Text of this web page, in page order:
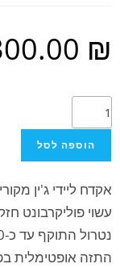
₪
הוספה לסל
אקדח ליידי ג'ין
עשוי פוליקרבונט
נטרול התוקף עד כ-30 דקות
התזה אופטימלית